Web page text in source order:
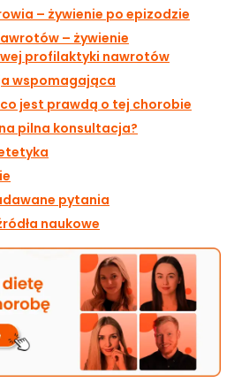
– żywienie po epizodzie
– żywienie
profilaktyki nawrotów
wspomagająca
jest prawdą o tej chorobie
pilna konsultacja?
pytania
naukowe